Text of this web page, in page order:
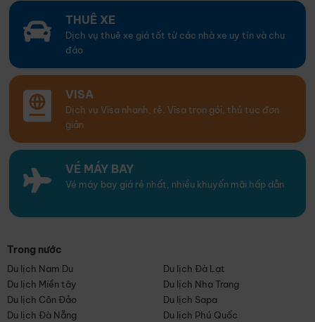
THUÊ XE
Dịch vụ thuê xe giá tốt từ các nhà xe uy tín và chu
đáo
VISA
Dịch vụ Visa nhanh, rẻ. Visa trọn gói, thủ tục đơn
giản
VÉ MÁY BAY
Vé máy bay giá rẻ nhất, nhiều khuyến mãi hấp dẫn
Trong nước
Du lịch Nam Du
Du lịch Đà Lạt
Du lịch Miền tây
Du lịch Nha Trang
Du lịch Côn Đảo
Du lịch Sapa
Du lịch Đà Nẵng
Du lịch Phú Quốc